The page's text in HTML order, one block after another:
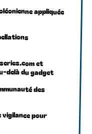
appliquée
et
delà du gadget
des
pour